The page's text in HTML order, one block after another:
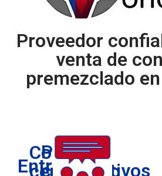
Proveedor
venta de
premezclado
Entrega
Concreto
certificado
Precios
competitivos